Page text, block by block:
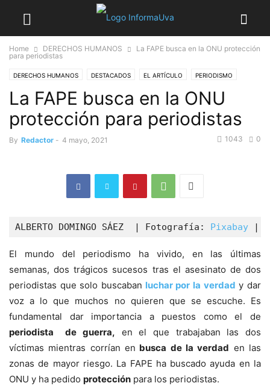
Home DERECHOS HUMANOS
La FAPE busca en la ONU protección
para periodistas
DERECHOS HUMANOS DESTACADOS EL ARTÍCULO PERIODISMO
La FAPE busca en la ONU
protección para periodistas
By Redactor - 4 mayo, 2021 0
1043
ALBERTO DOMINGO SÁEZ  | Fotografía: Pixabay |
El mundo del periodismo ha vivido, en las últimas
semanas, dos trágicos sucesos tras el asesinato de dos
periodistas que solo buscaban luchar por la verdad y dar
voz a lo que muchos no quieren que se escuche. Es
fundamental dar importancia a puestos como el de
periodista de guerra, en el que trabajaban las dos
víctimas mientras corrían en busca de la verdad en las
zonas de mayor riesgo. La FAPE ha buscado ayuda en la
ONU y ha pedido protección para los periodistas.